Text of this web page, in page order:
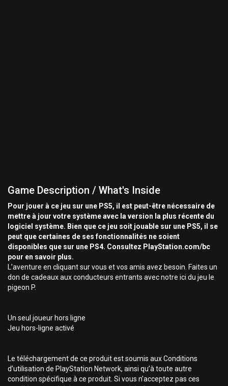
Game Description / What's Inside
Pour jouer à ce jeu sur une PS5, il est peut-être nécessaire de
mettre à jour votre système avec la version la plus récente du
logiciel système. Bien que ce jeu soit jouable sur une PS5, il se
peut que certaines de ses fonctionnalités ne soient
disponibles que sur une PS4. Consultez PlayStation.com/bc
pour en savoir plus.
L’aventure en cliquant sur vous et vos amis avez besoin. Faites un
don de cadeaux aux conducteurs entrants avec notre ici du jeu le
pigeon P.
Un seul joueur hors ligne
Jeu hors-ligne activé
Le téléchargement de ce produit est soumis aux Conditions
d’utilisation de PlayStation Network, ainsi qu’à toute autre
condition spécifique à ce produit. Si vous n’acceptez pas ces